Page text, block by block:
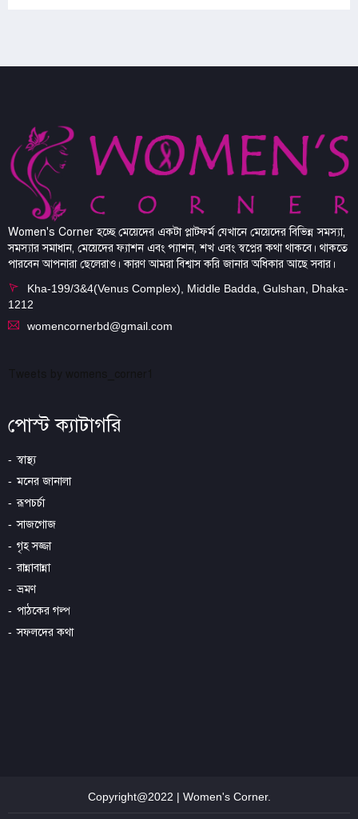
Women's Corner হচ্ছে মেয়েদের একটা প্লাটফর্ম যেখানে মেয়েদের বিভিন্ন সমস্যা,
সমস্যার সমাধান, মেয়েদের ফ্যাশন এবং প্যাশন, শখ এবং স্বপ্নের কথা থাকবে। থাকতে
পারবেন আপনারা ছেলেরাও। কারণ আমরা বিশ্বাস করি জানার অধিকার আছে সবার।
Kha-199/3&4(Venus Complex), Middle Badda, Gulshan, Dhaka-
1212
womencornerbd@gmail.com
পোস্ট ক্যাটাগরি
স্বাস্থ্য
মনের জানালা
রূপচর্চা
সাজগোজ
গৃহ সজ্জা
রান্নাবান্না
ভ্রমণ
পাঠকের গল্প
সফলদের কথা
Copyright@2022 | Women's Corner.